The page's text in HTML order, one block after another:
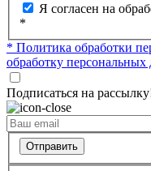
Я согласен на
*
* Политика обработки
обработку
Подписаться на
Отправить